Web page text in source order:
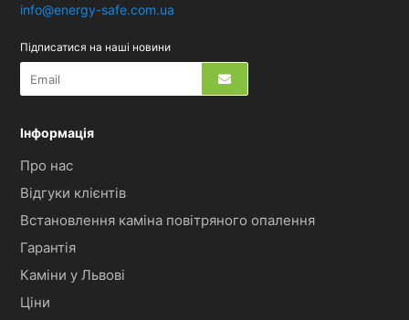
info@energy-safe.com.ua
Підписатися на наші новини
Інформація
Про нас
Відгуки клієнтів
Встановлення каміна повітряного опалення
Гарантія
Каміни у Львові
Ціни